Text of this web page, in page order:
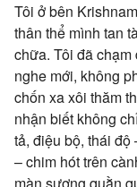
Tôi ở bên
thân thể mình tan
chữa. Tôi đã chạm
nghe mới, không
chốn xa xôi thăm
nhận biết không
tả, điệu bộ, thái
– chim hót trên